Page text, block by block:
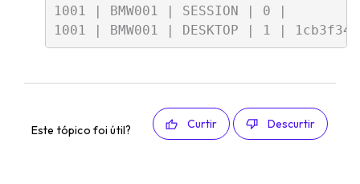
1001 | BMW001 | SESSION | 0 |
Este tópico foi útil? Curtir Descurtir